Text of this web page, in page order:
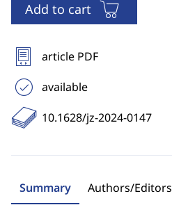
Add to cart
article PDF
available
10.1628/jz-2024-0147
Summary Authors/Editors